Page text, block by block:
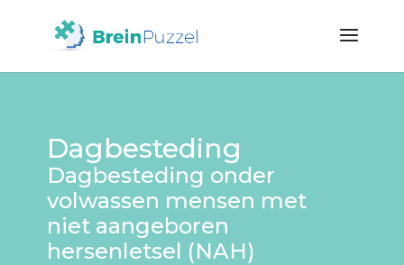
Dagbesteding
Dagbesteding onder
volwassen mensen met
niet aangeboren
hersenletsel (NAH)